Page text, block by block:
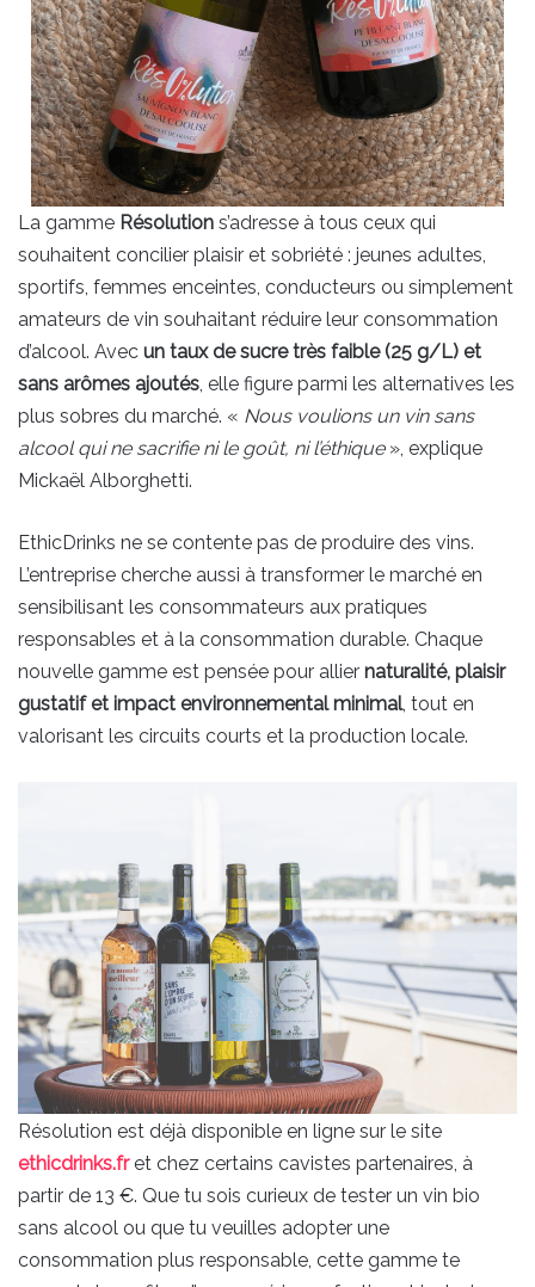
La gamme Résolution s’adresse à tous ceux qui
souhaitent concilier plaisir et sobriété : jeunes adultes,
sportifs, femmes enceintes, conducteurs ou simplement
amateurs de vin souhaitant réduire leur consommation
d’alcool. Avec un taux de sucre très faible (25 g/L) et
sans arômes ajoutés, elle figure parmi les alternatives les
plus sobres du marché. « Nous voulions un vin sans
alcool qui ne sacrifie ni le goût, ni l’éthique», explique
Mickaël Alborghetti.
EthicDrinks ne se contente pas de produire des vins.
L’entreprise cherche aussi à transformer le marché en
sensibilisant les consommateurs aux pratiques
responsables et à la consommation durable. Chaque
nouvelle gamme est pensée pour allier naturalité, plaisir
gustatif et impact environnemental minimal, tout en
valorisant les circuits courts et la production locale.
Résolution est déjà disponible en ligne sur le site
ethicdrinks.fret chez certains cavistes partenaires, à
partir de 13 €. Que tu sois curieux de tester un vin bio
sans alcool ou que tu veuilles adopter une
consommation plus responsable, cette gamme te